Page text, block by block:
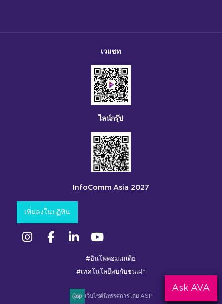
เวแชท
ไลน์กรุ๊ป
InfoComm Asia 2027
เพิ่มลงในปฏิทิน
อินสตาแกรมเฟซบุ๊ก ลิงค์อิน
#อินโฟคอมเมเดีย
#เทคโนโลยีพบกับชนเผ่า
เว็บไซต์นิทรรศการโดย ASP
Ask AVA